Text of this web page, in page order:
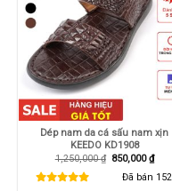
Dép nam da cá sấu nam xịn
KEEDO KD1908
1,250,000₫ Giá
1,250,000 ₫.
850,000₫Giá
hiện
tại
là:
Đã bán 152